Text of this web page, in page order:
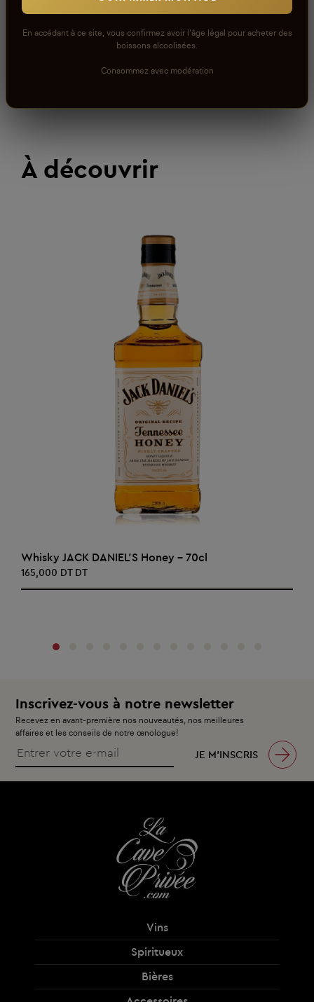
À découvrir
AJOUTER AU PANIER
Whisky JACK DANIEL'S Honey - 70cl
165,000 DT DT
Inscrivez-vous à notre newsletter
Recevez en avant-première nos nouveautés, nos meilleures
affaires et les conseils de notre œnologue!
JE M’INSCRIS
Vins
Spiritueux
Bières
En accédant à ce site, vous confirmez avoir l'âge légal pour acheter des
boissons alcoolisées.
Consommez avec modération